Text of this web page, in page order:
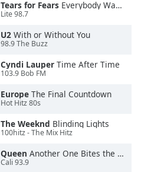
Tears for Fears Everybody Wants To Rule the World
Lite 98.7
U2 With or Without You
98.9 The Buzz
Cyndi Lauper Time After Time
103.9 Bob FM
Europe The Final Countdown
Hot Hitz 80s
The Weeknd Blinding Lights
100hitz - The Mix Hitz
Queen Another One Bites the Dust
Cali 93.9